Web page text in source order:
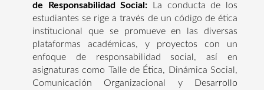
de Responsabilidad Social: La conducta de los
estudiantes se rige a través de un código de ética
institucional que se promueve en las diversas
plataformas académicas, y proyectos con un
enfoque de responsabilidad social, así en
asignaturas como Talle de Ética, Dinámica Social,
Comunicación Organizacional y Desarrollo